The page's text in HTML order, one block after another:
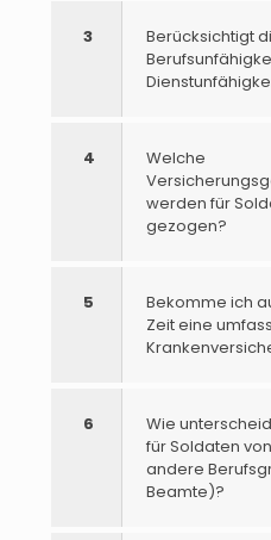
3
Berücksichtigt
4
Welche
werden für
gezogen?
5
Bekomme ich
Zeit eine
6
Wie
für Soldaten
andere
Beamte)?